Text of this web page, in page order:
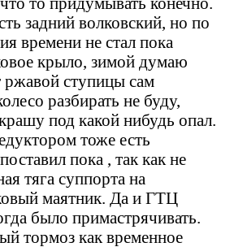
задний волковский, но по
времени не стал пока
крыло, зимой думаю
ступицы сам
разбирать не буду,
под какой нибудь опал.
тоже есть
пока , так как не
тяга суппорта на
маятник. Да и ГТЦ
было примастрячивать.
тормоз как временное